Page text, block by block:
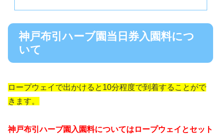
神戸布引ハーブ園当日券入園料につ
いて
ロープウェイで出かけると10分程度で到着することがで
きます。
神戸布引ハーブ園入園料についてはロープウェイとセット